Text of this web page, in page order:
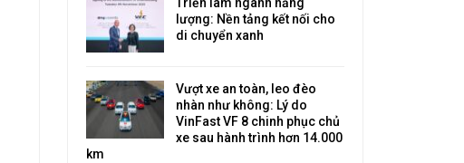
Triển lãm ngành năng
lượng: Nền tảng kết nối cho
di chuyển xanh
Vượt xe an toàn, leo đèo
nhàn như không: Lý do
VinFast VF 8 chinh phục chủ
xe sau hành trình hơn 14.000
km